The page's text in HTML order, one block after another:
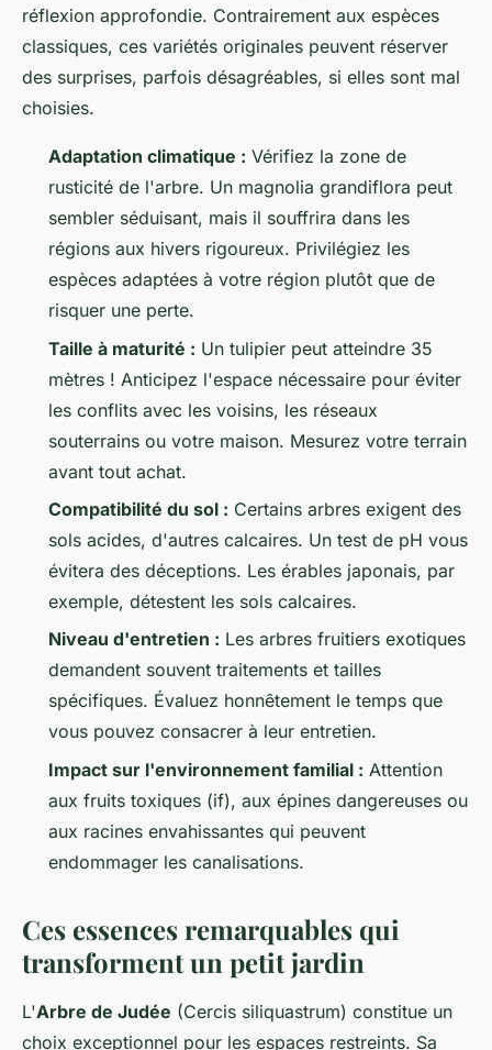
réflexion approfondie. Contrairement aux espèces
classiques, ces variétés originales peuvent réserver
des surprises, parfois désagréables, si elles sont mal
choisies.
Adaptation climatique : Vérifiez la zone de
rusticité de l'arbre. Un magnolia grandiflora peut
sembler séduisant, mais il souffrira dans les
régions aux hivers rigoureux. Privilégiez les
espèces adaptées à votre région plutôt que de
risquer une perte.
Taille à maturité : Un tulipier peut atteindre 35
mètres ! Anticipez l'espace nécessaire pour éviter
les conflits avec les voisins, les réseaux
souterrains ou votre maison. Mesurez votre terrain
avant tout achat.
Compatibilité du sol : Certains arbres exigent des
sols acides, d'autres calcaires. Un test de pH vous
évitera des déceptions. Les érables japonais, par
exemple, détestent les sols calcaires.
Niveau d'entretien : Les arbres fruitiers exotiques
demandent souvent traitements et tailles
spécifiques. Évaluez honnêtement le temps que
vous pouvez consacrer à leur entretien.
Impact sur l'environnement familial : Attention
aux fruits toxiques (if), aux épines dangereuses ou
aux racines envahissantes qui peuvent
endommager les canalisations.
Ces essences remarquables qui
transforment un petit jardin
L'Arbre de Judée (Cercis siliquastrum) constitue un
choix exceptionnel pour les espaces restreints. Sa